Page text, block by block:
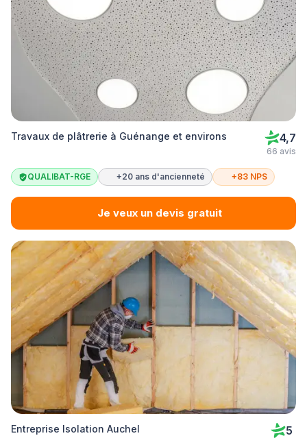
Travaux de plâtrerie à Guénange et environs 4,7
66 avis
QUALIBAT-RGE +20 ans d'ancienneté +83 NPS
Je veux un devis gratuit
Entreprise Isolation Auchel 5